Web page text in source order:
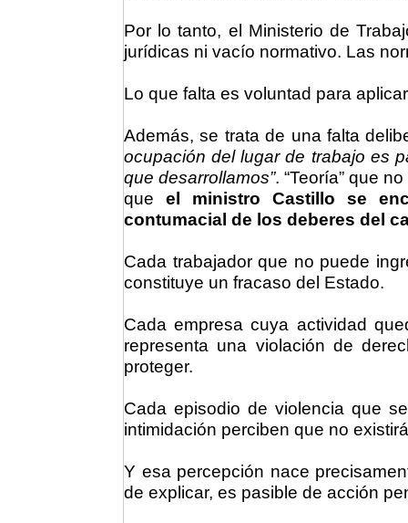
Por lo tanto, el Ministerio de
jurídicas ni vacío normativo. Las
Lo que falta es voluntad para
Además, se trata de una falta
ocupación del lugar de trabajo es
que desarrollamos”. “Teoría” que
que el ministro Castillo se
contumacial de los deberes del
Cada trabajador que no puede
constituye un fracaso del Estado.
Cada empresa cuya actividad
representa una violación de
proteger.
Cada episodio de violencia que
intimidación perciben que no
Y esa percepción nace
de explicar, es pasible de acción